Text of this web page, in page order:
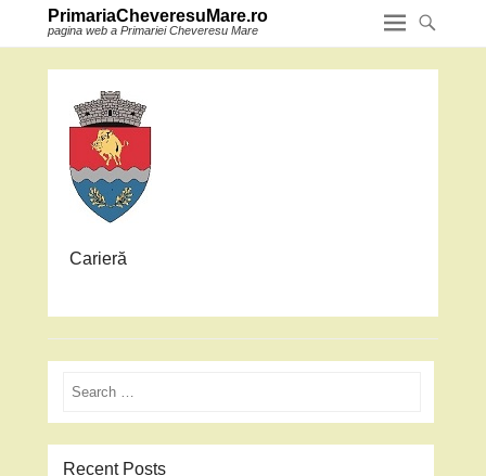
PrimariaCheveresuMare.ro
pagina web a Primariei Cheveresu Mare
Carieră
Search
Recent Posts